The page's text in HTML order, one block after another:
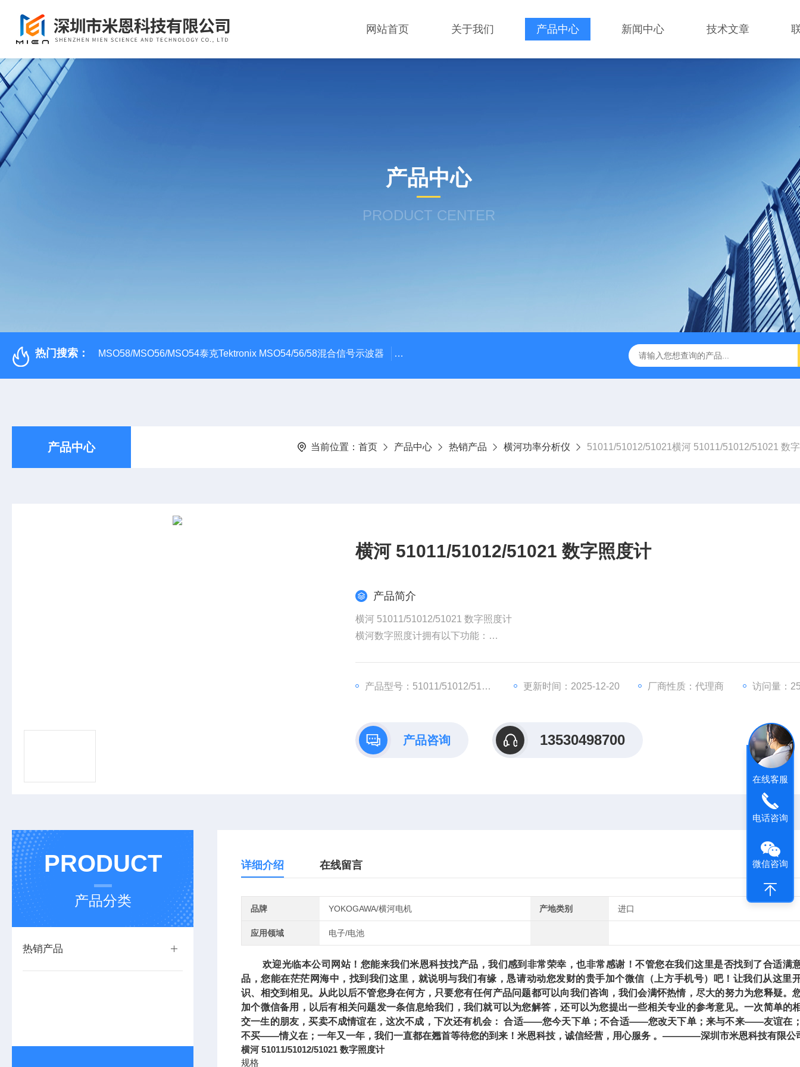
网站首页 关于我们 产品中心 新闻中心 技术文章
产品中心
PRODUCT CENTER
热门搜索： MSO58/MSO56/MSO54泰克Tektronix MSO54/56/58混合信号示波器 ME045/ME085/ME150PCB TDR特性阻抗测试仪 3380/3380P/3380D致茂Chroma 3380/
产品中心 当前位置： 首页 产品中心 热销产品 横河功率分析仪 51011/51012/51021横河 51011/51012/51021 数
横河 51011/51012/51021 数字照度计
产品简介
横河 51011/51012/51021 数字照度计
横河数字照度计拥有以下功能：
良好的斜光特性
产品型号：51011/51012/51021 更新时间：2025-12-20 厂商性质：代理商 访问量：
产品咨询 13530498700
PRODUCT
产品分类
热销产品
详细介绍 在线留言
品牌 YOKOGAWA/横河电机 产地类别 进口
应用领域 电子/电池
欢迎光临本公司网站！您能来我们米恩科技找产品，我们感到非常荣幸，也非常感谢！不管您在我们这里是否找到了合适满
品，您能在茫茫网海中，找到我们这里，就说明与我们有缘，恳请动动您发财的贵手加个微信（上方手机号）吧！让我们从这里
识、相交到相见。从此以后不管您身在何方，只要您有任何产品问题都可以向我们咨询，我们会满怀热情，尽大的努力为您释疑。
加个微信备用，以后有相关问题发一条信息给我们，我们就可以为您解答，还可以为您提出一些相关专业的参考意见。一次简单的
交一生的朋友，买卖不成情谊在，这次不成，下次还有机会： 合适——您今天下单；不合适——您改天下单；来与不来——友谊在
不买——情义在；一年又一年，我们一直都在翘首等待您的到来！米恩科技，诚信经营，用心服务 。————深圳市米恩科技有限公
横河 51011/51012/51021 数字照度计
规格
在线客服
电话咨询
微信咨询